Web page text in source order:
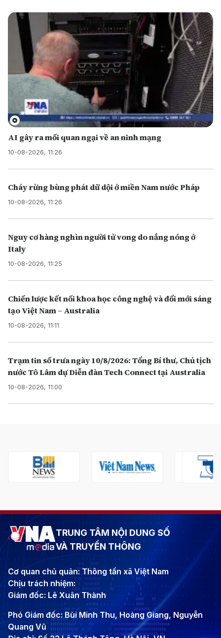
AI gây ra mối quan ngại về an ninh mạng
10-08-2026, 11:26
Cháy rừng bùng phát dữ dội ở miền Nam nước Pháp
10-08-2026, 11:26
Nguy cơ hàng nghìn người tử vong do nắng nóng ở
Italy
10-08-2026, 11:25
Chiến lược kết nối khoa học công nghệ và đổi mới sáng
tạo Việt Nam – Australia
10-08-2026, 11:11
Trạm tin số trưa ngày 10/8/2026: Tổng Bí thư, Chủ tịch
nước Tô Lâm dự Diễn đàn Tech Connect tại Australia
10-08-2026, 11:00
TRUNG TÂM NỘI DUNG SỐ
VÀ TRUYỀN THÔNG
Cơ quan chủ quản: Thông tấn xã Việt Nam
Chịu trách nhiệm:
Giám đốc: Lê Xuân Thành
Phó Giám đốc: Bùi Minh Thu, Hoàng Giang, Nguyễn
Quang Vũ